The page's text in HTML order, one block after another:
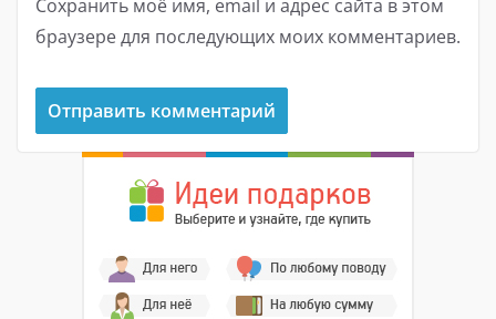
Сохранить моё имя, email и адрес сайта в этом
браузере для последующих моих комментариев.